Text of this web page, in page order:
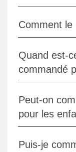
Comment le
Quand est-
commandé
Peut-on
pour les
Puis-je